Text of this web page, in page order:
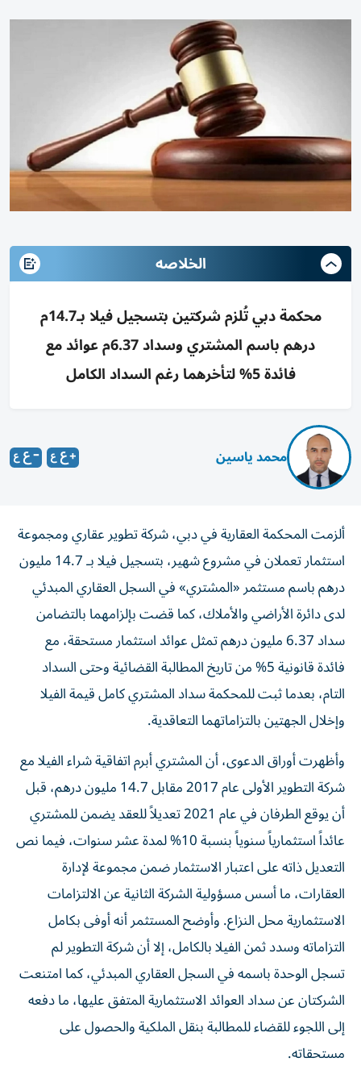
الخلاصه
محكمة دبي تُلزم شركتين بتسجيل فيلا بـ14.7م
درهم باسم المشتري وسداد 6.37م عوائد مع
فائدة 5% لتأخرهما رغم السداد الكامل
محمد ياسين
ألزمت المحكمة العقارية في دبي، شركة تطوير عقاري ومجموعة
استثمار تعملان في مشروع شهير، بتسجيل فيلا بـ 14.7 مليون
درهم باسم مستثمر «المشتري» في السجل العقاري المبدئي
لدى دائرة الأراضي والأملاك، كما قضت بإلزامهما بالتضامن
سداد 6.37 مليون درهم تمثل عوائد استثمار مستحقة، مع
فائدة قانونية 5% من تاريخ المطالبة القضائية وحتى السداد
التام، بعدما ثبت للمحكمة سداد المشتري كامل قيمة الفيلا
وإخلال الجهتين بالتزاماتهما التعاقدية.
وأظهرت أوراق الدعوى، أن المشتري أبرم اتفاقية شراء الفيلا مع
شركة التطوير الأولى عام 2017 مقابل 14.7 مليون درهم، قبل
أن يوقع الطرفان في عام 2021 تعديلاً للعقد يضمن للمشتري
عائداً استثمارياً سنوياً بنسبة 10% لمدة عشر سنوات، فيما نص
التعديل ذاته على اعتبار الاستثمار ضمن مجموعة لإدارة
العقارات، ما أسس مسؤولية الشركة الثانية عن الالتزامات
الاستثمارية محل النزاع. وأوضح المستثمر أنه أوفى بكامل
التزاماته وسدد ثمن الفيلا بالكامل، إلا أن شركة التطوير لم
تسجل الوحدة باسمه في السجل العقاري المبدئي، كما امتنعت
الشركتان عن سداد العوائد الاستثمارية المتفق عليها، ما دفعه
إلى اللجوء للقضاء للمطالبة بنقل الملكية والحصول على
مستحقاته.